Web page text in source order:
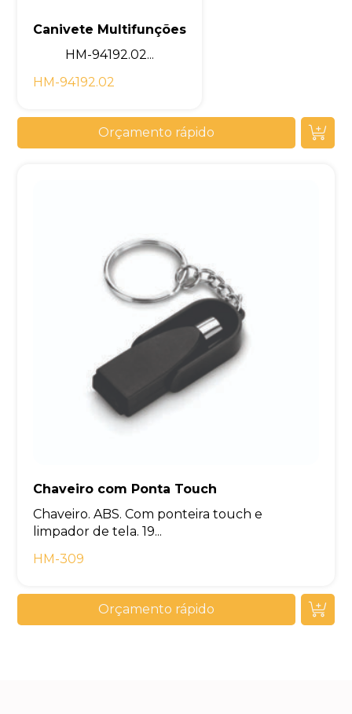
Canivete Multifunções
HM-94192.02...
HM-94192.02
Orçamento rápido
Chaveiro com Ponta Touch
Chaveiro. ABS. Com ponteira touch e
limpador de tela. 19...
HM-309
Orçamento rápido